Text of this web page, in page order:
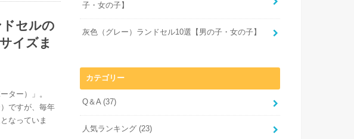
セルの
イズま
ター）」。
ですが、毎年
なっていま
子・女の子】
灰色（グレー）ランドセル10選【男の子・女の子】
カテゴリー
Q＆A (37)
人気ランキング (23)